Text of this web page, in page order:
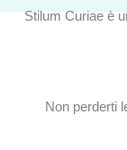
Stilum Curiae è
Non perderti